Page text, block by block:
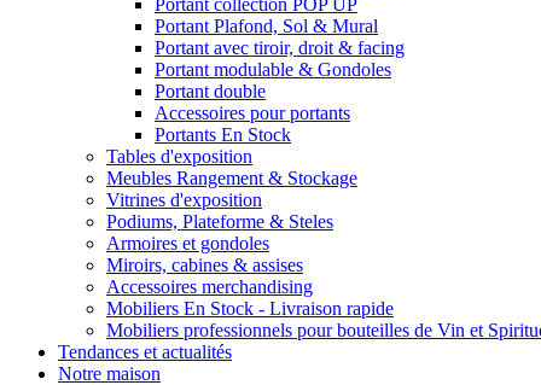
Portant collection POP UP
Portant Plafond, Sol & Mural
Portant avec tiroir, droit & facing
Portant modulable & Gondoles
Portant double
Accessoires pour portants
Portants En Stock
Tables d'exposition
Meubles Rangement & Stockage
Vitrines d'exposition
Podiums, Plateforme & Steles
Armoires et gondoles
Miroirs, cabines & assises
Accessoires merchandising
Mobiliers En Stock - Livraison rapide
Mobiliers professionnels pour bouteilles de Vin et
Tendances et actualités
Notre maison